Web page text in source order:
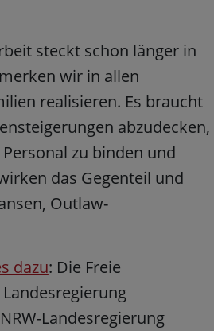
steckt schon länger in
wir in allen
realisieren. Es braucht
abzudecken,
zu binden und
das Gegenteil und
Outlaw-
dazu: Die Freie
Landesregierung